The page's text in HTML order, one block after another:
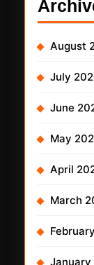
August
July
June
May
April
March
January